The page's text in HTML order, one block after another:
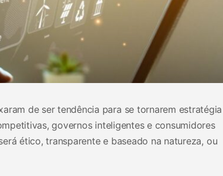
de ser tendência para se tornarem estratégia
governos inteligentes e consumidores
ético, transparente e baseado na natureza, ou